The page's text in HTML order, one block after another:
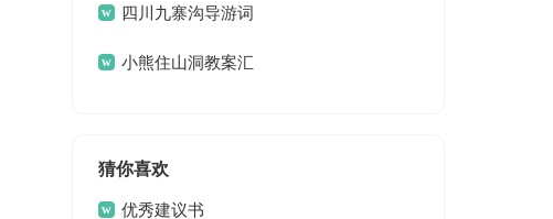
词 四川九寨沟导游词
(15篇)小熊住山洞教案汇
猜你喜欢
优秀建议书